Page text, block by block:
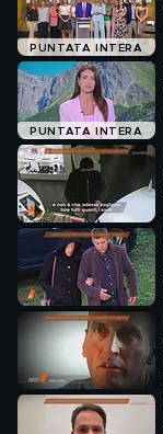
PUNTATA INTERA
PUNTATA INTERA